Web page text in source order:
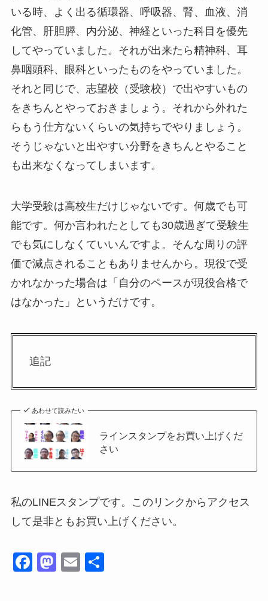
いる時、よく出る循環器、呼吸器、腎、血液、消
化管、肝胆膵、内分泌、神経といった科目を優先
してやっていました。それが出来たら精神科、耳
鼻咽頭科、眼科といったものをやっていました。
それと同じで、志望校（受験校）で出やすいもの
をきちんとやっておきましょう。それから外れた
らもう仕方ないくらいの気持ちでやりましょう。
そうじゃないと出やすい分野をきちんとやること
も出来なくなってしまいます。
大学受験は高校生だけじゃないです。何歳でも可
能です。何か言われたとしても30歳過ぎて受験生
でも気にしなくていいんですよ。そんな周りの評
価で減点されることもありませんから。現役で受
かれなかった場合は「自分のペースが現役合格で
はなかった」というだけです。
追記
あわせて読みたい
ラインスタンプをお買い上げくだ
さい
私のLINEスタンプです。このリンクからアクセス
して是非ともお買い上げください。
F
M
E